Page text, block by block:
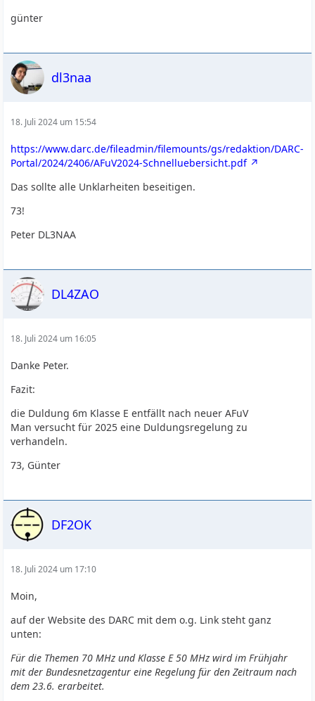
günter
dl3naa
18. Juli 2024 um 15:54
https://www.darc.de/fileadmin/filemounts/gs/redaktion/DARC-
Portal/2024/2406/AFuV2024-Schnelluebersicht.pdf
Das sollte alle Unklarheiten beseitigen.
73!
Peter DL3NAA
DL4ZAO
18. Juli 2024 um 16:05
Danke Peter.
Fazit:
die Duldung 6m Klasse E entfällt nach neuer AFuV
Man versucht für 2025 eine Duldungsregelung zu
verhandeln.
73, Günter
DF2OK
18. Juli 2024 um 17:10
Moin,
auf der Website des DARC mit dem o.g. Link steht ganz
unten:
Für die Themen 70 MHz und Klasse E 50 MHz wird im Frühjahr
mit der Bundesnetzagentur eine Regelung für den Zeitraum nach
dem 23.6. erarbeitet.